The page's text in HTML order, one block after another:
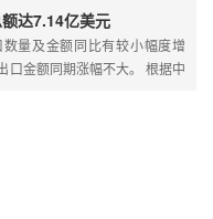
达7.14亿美元
量及金额同比有较小幅度增
口金额同期涨幅不大。 根据中